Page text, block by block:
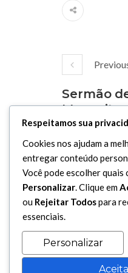
Sermão
Mesquita
oração é
ações –
Muawyiah
Respeitamos sua
Cookies nos ajudam a
entregar conteúdo
Você pode escolher
Personalizar. Clique em
ou Rejeitar Todospara
essenciais.
Personalizar